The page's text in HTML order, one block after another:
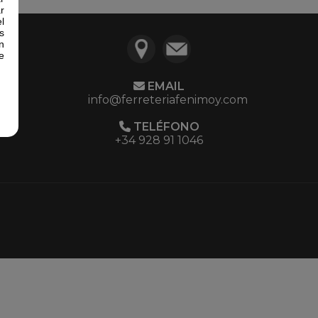
EMAIL
info@ferreteriafenimoy.com
TELÉFONO
+34 928 91 1046